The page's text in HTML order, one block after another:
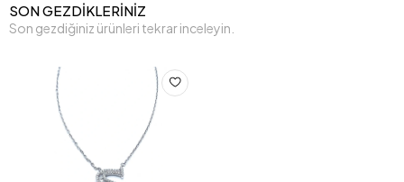
SON GEZDİKLERİNİZ
Son gezdiğiniz ürünleri tekrar inceleyin.